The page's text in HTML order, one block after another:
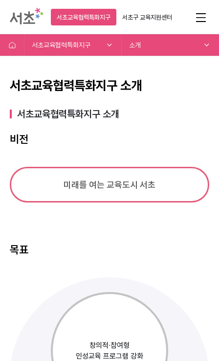
서초교육협력특화지구 서초구교육지원센터
서초교육협력특화지구 소개
서초교육협력특화지구 소개
서초교육협력특화지구 소개​
비전
미래를 여는 교육도시 서초
목표
창의적·참여형
인성교육 프로그램 강화